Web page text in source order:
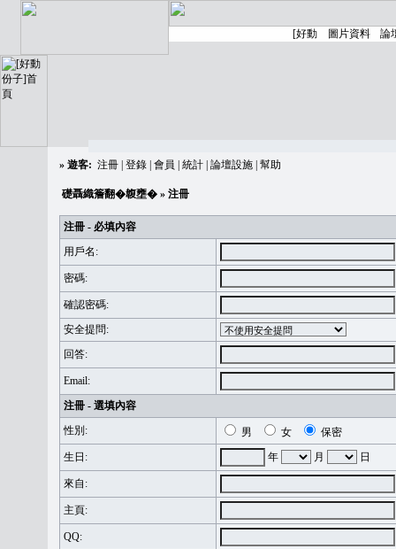
» 遊客: 注冊 登錄 會員 統計 論壇設施 幫助
礎聶織簷翻�䪖壅� » 注冊
注冊 - 必填內容
用戶名:
密碼:
確認密碼:
安全提問:
回答:
Email:
注冊 - 選填內容
性別:
男 女
保密
生日:
年 月 日
來自:
主頁:
QQ: